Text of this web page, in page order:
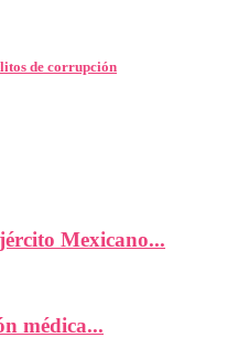
de corrupción
Mexicano...
médica...